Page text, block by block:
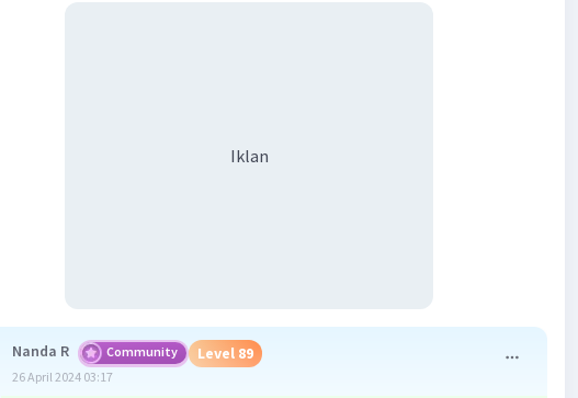
Iklan
Nanda R Community Level 89
26 April 2024 03:17